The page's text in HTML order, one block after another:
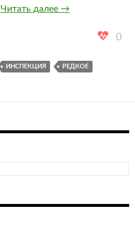
Читать далее SIDs
Инспекция
→
0
ИНСПЕКЦИЯ РЕДКОЕ